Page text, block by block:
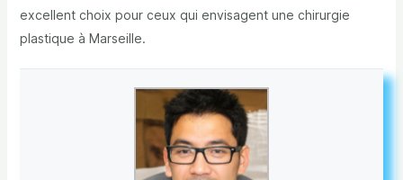
excellent choix pour ceux qui envisagent une chirurgie
plastique à Marseille.